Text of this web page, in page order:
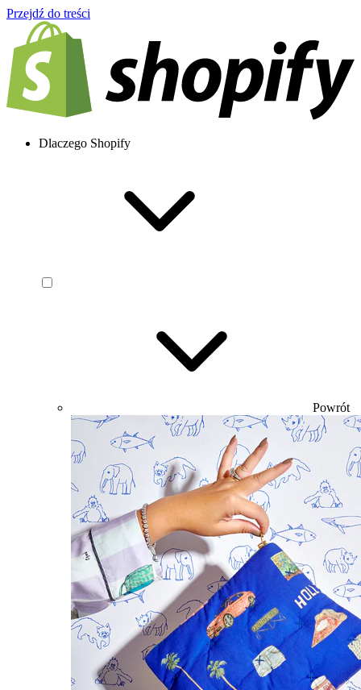
Przejdź do treści
Dlaczego Shopify
Powrót